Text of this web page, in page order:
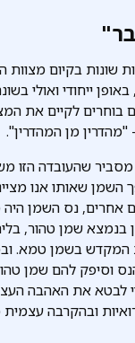
שונות בקיום מצוות
ייחודי ואולי
בוחרים לקיים את
מן המהדרין".
מסביר שהעובדה הזו
השמן שאותו אנו
אחרים, נס השמן היה
בנמצא שמן טהור,
המקדש בשמן טמא.
וסיפק להם שמן
לבטא את האהבה
ובהקרבה עצמית